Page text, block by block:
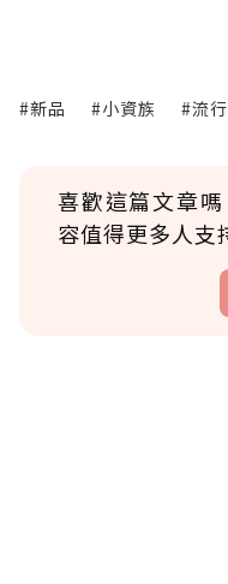
#新品 #小資族 #流
喜歡這篇文章
容值得更多人支